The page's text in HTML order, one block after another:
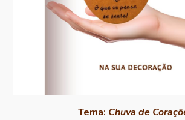
Tema: Chuva de